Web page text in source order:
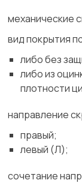
механические
вид покрытия
либо без
либо из
плотности
направление
правый;
левый (Л);
сочетание